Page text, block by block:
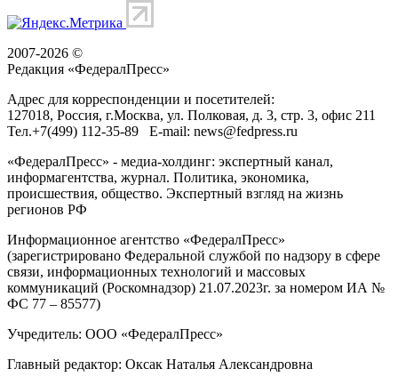
2007-2026 ©
Редакция «ФедералПресс»
Адрес для корреспонденции и посетителей:
127018, Россия, г.Москва, ул. Полковая, д. 3, стр. 3, офис 211
Тел.+7(499) 112-35-89 E-mail: news@fedpress.ru
«ФедералПресс» - медиа-холдинг: экспертный канал,
информагентства, журнал. Политика, экономика,
происшествия, общество. Экспертный взгляд на жизнь
регионов РФ
Информационное агентство «ФедералПресс»
(зарегистрировано Федеральной службой по надзору в сфере
связи, информационных технологий и массовых
коммуникаций (Роскомнадзор) 21.07.2023г. за номером ИА №
ФС 77 – 85577)
Учредитель: ООО «ФедералПресс»
Главный редактор: Оксак Наталья Александровна